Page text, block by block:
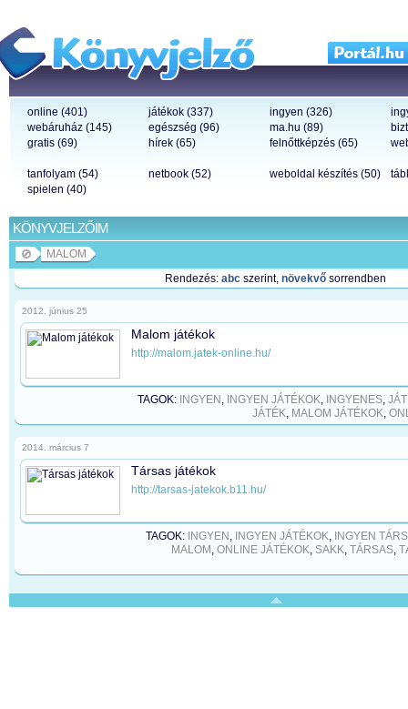
online (401) játékok (337) ingyen (326)
webáruház (145)
egészség (96) ma.hu (89)
gratis (69)
hírek (65) felnőttképzés (65)
tanfolyam (54) netbook (52) weboldal készítés (50)
spielen (40)
KÖNYVJELZŐIM
MALOM
Rendezés: abcszerint, növekvősorrendben
2012. június 25
Malom játékok
http://malom.jatek-online.hu/
TAGOK: INGYEN , INGYEN JÁTÉKOK, INGYENES,
JÁTÉK, MALOM JÁTÉKOK,
2014. március 7
Társas játékok
http://tarsas-jatekok.b11.hu/
TAGOK: INGYEN , INGYEN JÁTÉKOK, INGYEN
MALOM , ONLINE JÁTÉKOK, SAKK, TÁRSAS,